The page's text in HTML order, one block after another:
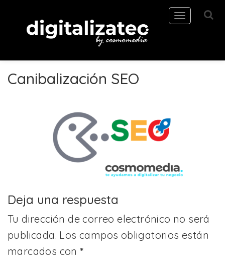
Toggle
navigation
Canibalización SEO
Deja una respuesta
Tu dirección de correo electrónico no será
publicada. Los campos obligatorios están
marcados con*